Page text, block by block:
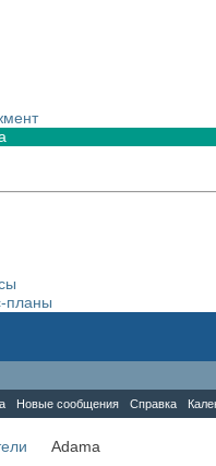
планы
Новые сообщения Справка
Аdama